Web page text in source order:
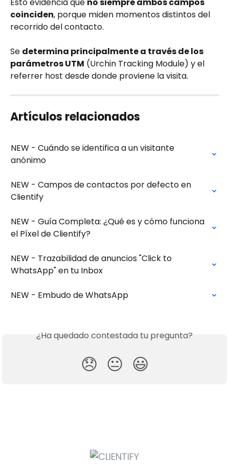
coinciden, porque miden momentos distintos del
recorrido del contacto.
Se determina principalmente a través de los
parámetros UTM (Urchin Tracking Module) y el
referrer host desde donde proviene la visita.
Artículos relacionados
NEW - Cuándo se identifica a un visitante
anónimo
NEW - Campos de contactos por defecto en
Clientify
NEW - Guía Completa: ¿Qué es y cómo funciona
el Píxel de Clientify?
NEW - Trazabilidad de anuncios "Click to
WhatsApp" en tu Inbox
NEW - Embudo de WhatsApp
¿Ha quedado contestada tu pregunta?
😞 😐 😃